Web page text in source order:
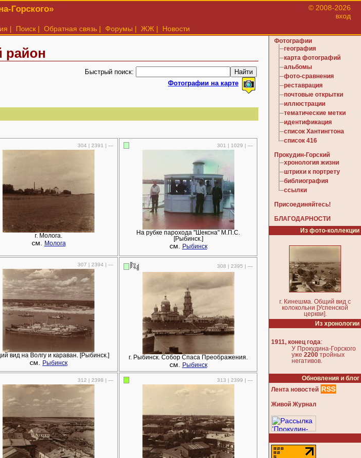
Горского»
© 2008-2026
вход
| Поиск | Обратная связь | Форумы | ЖЖ | Новости
район
Быстрый поиск:
Фотографии на карте
304 | 2391 | —
г. Молога.
см. Молога
301 | 1029 | —
На рубке парохода "Шексна" М.П.С.
[Рыбинск.]
см. Рыбинск
307 | 2394 | —
вид на Волгу и караван. [Рыбинск.]
см. Рыбинск
308 | 2395 | —
г. Рыбинск. Собор Спаса Преображения.
см. Рыбинск
312 | 2398 | — 313 | 2399 | —
Фотографии
география
карта фотографий
альбомы
фото-сравнения
реставрация
почтовые открытки
иллюстрации
тематические метки
идентификация
список Хантингтона
список 416
Прокудин-Горский
хронология жизни
штрихи к портрету
библиография
ссылки
Присоединяйтесь!
БЛАГОДАРНОСТИ
Из фото-коллекции
г. Кинешма. Общий вид с
колокольни [Успенской
церкви].
Из хронологии
1911, конец года:
У Прокудина-Горского
уже 2200 тройных
негативов.
Обновления и блог
Лента новостей RSS
Живой Журнал